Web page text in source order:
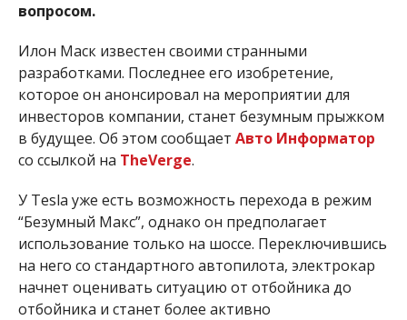
вопросом.
Илон Маск известен своими странными
разработками. Последнее его изобретение,
которое он анонсировал на мероприятии для
инвесторов компании, станет безумным прыжком
в будущее. Об этом сообщает Авто Информатор
со ссылкой на TheVerge.
У Tesla уже есть возможность перехода в режим
“Безумный Макс”, однако он предполагает
использование только на шоссе. Переключившись
на него со стандартного автопилота, электрокар
начнет оценивать ситуацию от отбойника до
отбойника и станет более активно